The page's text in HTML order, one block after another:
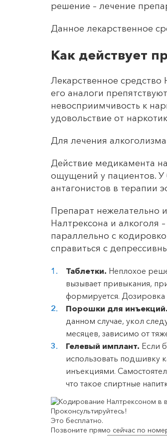
решение – лечение
Данное лекарственное
Как действует
Лекарственное
его аналоги
невосприимчивость к
удовольствие от
Для лечения
Действие медикамента
ощущений у пациентов.
антагонистов в терапии
Препарат нежелательно
Налтрексона и алкоголя
параллельно с
справиться с
Таблетки. Неплохое
вызывает привыкания,
формируется. Дозировка
Порошки для инъекций.
данном случае, укол
месяцев, зависимо от
Гелевый имплант. Если
использовать подшивку
инъекциями.
что такое спиртные
Проконсультируйтесь!
Это бесплатно.
Позвоните прямо сейчас по